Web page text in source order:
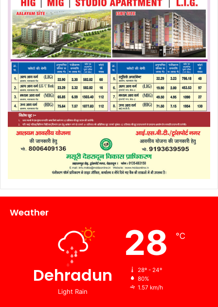
Weather
Dehradun
Light Rain
28 ℃
28º - 24º
80%
1.57 km/h